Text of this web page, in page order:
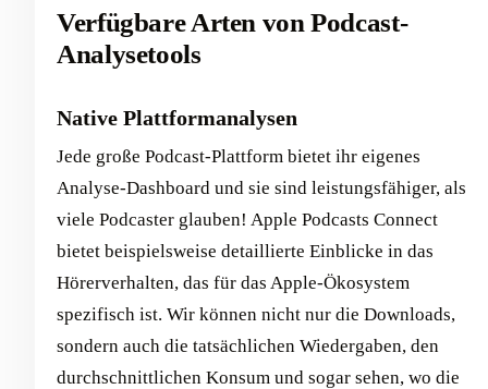
Verfügbare Arten von Podcast-
Analysetools
Native Plattformanalysen
Jede große Podcast-Plattform bietet ihr eigenes
Analyse-Dashboard und sie sind leistungsfähiger, als
viele Podcaster glauben! Apple Podcasts Connect
bietet beispielsweise detaillierte Einblicke in das
Hörerverhalten, das für das Apple-Ökosystem
spezifisch ist. Wir können nicht nur die Downloads,
sondern auch die tatsächlichen Wiedergaben, den
durchschnittlichen Konsum und sogar sehen, wo die